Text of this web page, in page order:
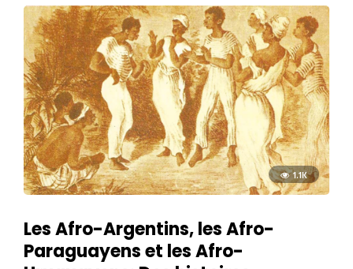
1.1K
Les Afro-Argentins, les Afro-
Paraguayens et les Afro-